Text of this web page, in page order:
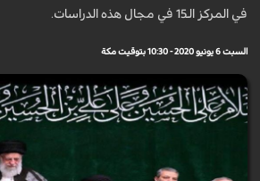
في المركز الـ15 في مجال هذه الدراسات.
السبت 6 يونيو 2020 - 10:30 بتوقيت مكة